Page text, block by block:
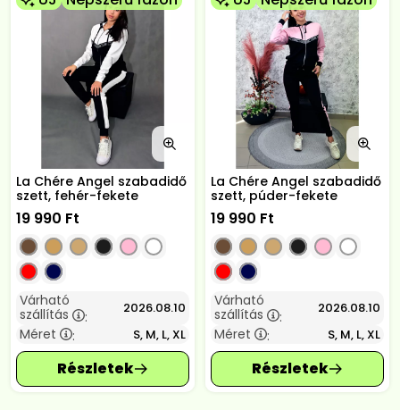
La Chére Angel szabadidő
szett, fehér-fekete
19 990 Ft
Várható
szállítás
: 2026.08.10
Méret : S, M, L, XL
La Chére Angel szabadidő
szett, púder-fekete
19 990 Ft
Várható
szállítás
: 2026.08.10
Méret : S, M, L, XL